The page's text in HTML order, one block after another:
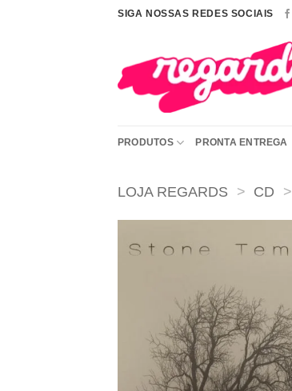
SIGA NOSSAS REDES SOCIAIS
PRODUTOS PRONTA ENTREGA
LOJA REGARDS > CD >